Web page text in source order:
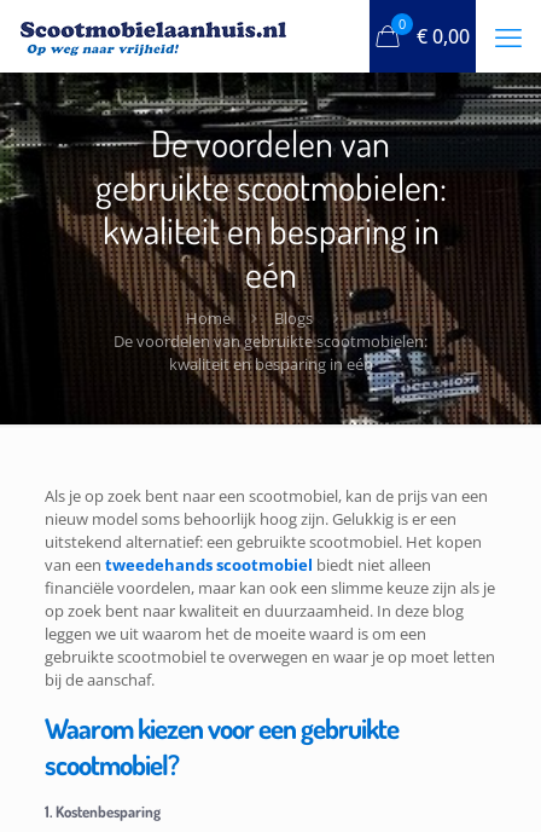
0 €0,00
De voordelen van
gebruikte scootmobielen:
kwaliteit en besparing in
eén
Home
Blogs
De voordelen van gebruikte scootmobielen:
kwaliteit en besparing in eén
Als je op zoek bent naar een scootmobiel, kan de prijs van een
nieuw model soms behoorlijk hoog zijn. Gelukkig is er een
uitstekend alternatief: een gebruikte scootmobiel. Het kopen
van een tweedehands scootmobiel biedt niet alleen
financiële voordelen, maar kan ook een slimme keuze zijn als je
op zoek bent naar kwaliteit en duurzaamheid. In deze blog
leggen we uit waarom het de moeite waard is om een
gebruikte scootmobiel te overwegen en waar je op moet letten
bij de aanschaf.
Waarom kiezen voor een gebruikte
scootmobiel?
1. Kostenbesparing